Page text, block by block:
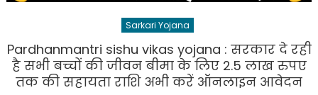
Sarkari Yojana
Pardhanmantri sishu vikas yojana : सरकार दे रही
है सभी बच्चों की जीवन बीमा के लिए 2.5 लाख रुपए
तक की सहायता राशि अभी करें ऑनलाइन आवेदन